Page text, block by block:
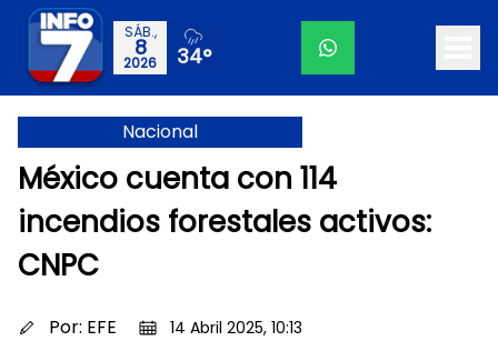
SÁB.,
8
2026 34°
Nacional
México cuenta con 114
incendios forestales activos:
CNPC
Por: EFE
14 Abril 2025, 10:13